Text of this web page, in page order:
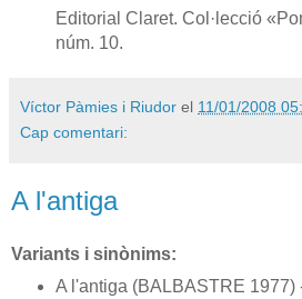
Editorial Claret. Col·lecció
núm. 10.
Víctor Pàmies i Riudor el 11/01/2008
Cap comentari:
A l'antiga
Variants i sinònims:
A l'antiga (BALBASTRE 1977)